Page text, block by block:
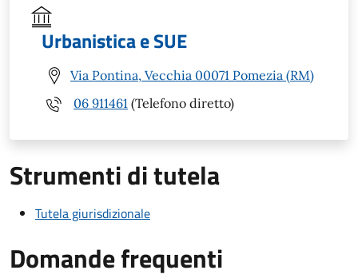
Urbanistica e SUE
Via Pontina, Vecchia 00071 Pomezia (RM)
06 911461 (Telefono diretto)
Strumenti di tutela
Tutela giurisdizionale
Domande frequenti